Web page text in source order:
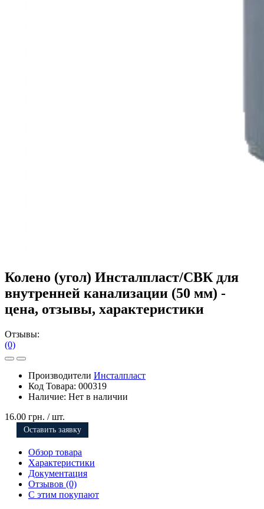
Колено (угол) Инсталпласт/СВК для
внутренней канализации (50 мм) -
цена, отзывы, характеристики
Отзывы:
(0)
Производители Инсталпласт
Код Товара: 000319
Наличие: Нет в наличии
16.00 грн. / шт.
Оставить заявку
Обзор товара
Характеристики
Документация
Отзывов (0)
С этим покупают